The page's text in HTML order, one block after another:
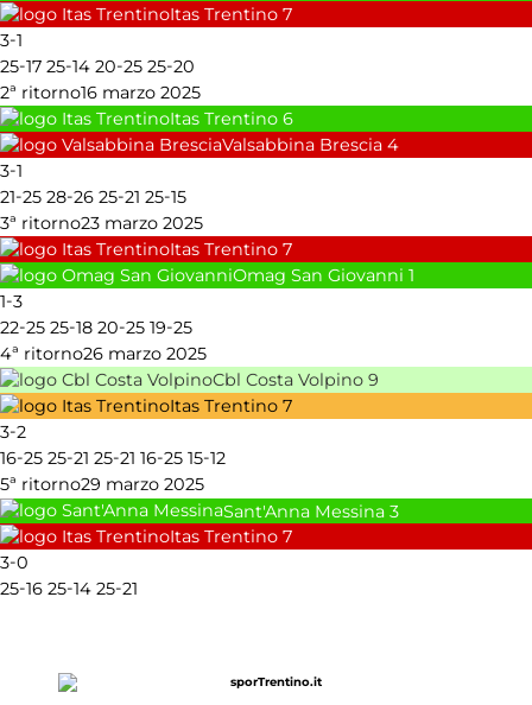
Itas Trentino 7
3-1
25-17 25-14 20-25 25-20
2ª ritorno16 marzo 2025
Itas Trentino 6
Valsabbina Brescia 4
3-1
21-25 28-26 25-21 25-15
3ª ritorno23 marzo 2025
Itas Trentino 7
Omag San Giovanni 1
1-3
22-25 25-18 20-25 19-25
4ª ritorno26 marzo 2025
Cbl Costa Volpino 9
Itas Trentino 7
3-2
16-25 25-21 25-21 16-25 15-12
5ª ritorno29 marzo 2025
Sant'Anna Messina 3
Itas Trentino 7
3-0
25-16 25-14 25-21